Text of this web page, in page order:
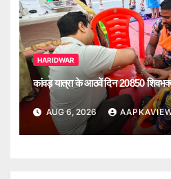
HARIDWAR
कांवड़ यात्रा के आठवें दिन 20850
AUG 6, 2026